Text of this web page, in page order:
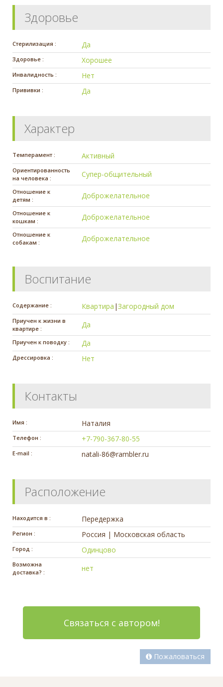
Здоровье
Стерилизация : Да
Здоровье : Хорошее
Инвалидность : Нет
Прививки : Да
Характер
Темперамент : Активный
Ориентированность
на человека :
Супер-общительный
Отношение к
детям :
Доброжелательное
Отношение к
кошкам :
Доброжелательное
Отношение к
собакам :
Доброжелательное
Воспитание
Содержание : Квартира |Загородный дом
Приучен к жизни в
квартире :
Да
Приучен к поводку : Да
Дрессировка : Нет
Контакты
Имя : Наталия
Телефон : +7-790-367-80-55
E-mail : natali-86@rambler.ru
Расположение
Находится в : Передержка
Регион : Россия | Московская область
Город : Одинцово
Возможна
доставка? :
нет
Связаться с автором!
Пожаловаться